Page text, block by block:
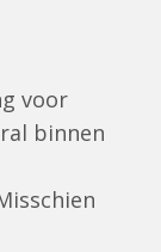
voor
binnen